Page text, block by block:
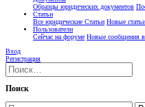
Образцы юридических документов
Статьи
Все юридические Статьи Новые статьи
Пользователи
Сейчас на форуме Новые сообщения
Вход
Регистрация
Поиск